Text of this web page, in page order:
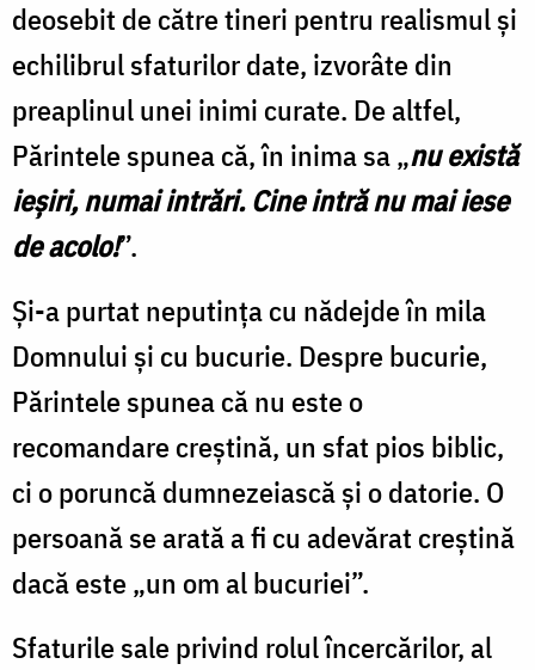
deosebit de către tineri pentru realismul și
echilibrul sfaturilor date, izvorâte din
preaplinul unei inimi curate. De altfel,
Părintele spunea că, în inima sa „nu există
ieșiri, numai intrări. Cine intră nu mai iese
de acolo!”.
Și-a purtat neputința cu nădejde în mila
Domnului și cu bucurie. Despre bucurie,
Părintele spunea că nu este o
recomandare creștină, un sfat pios biblic,
ci o poruncă dumnezeiască și o datorie. O
persoană se arată a fi cu adevărat creștină
dacă este „un om al bucuriei”.
Sfaturile sale privind rolul încercărilor, al